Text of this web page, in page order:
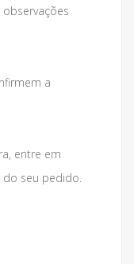
a
entre em
seu pedido.